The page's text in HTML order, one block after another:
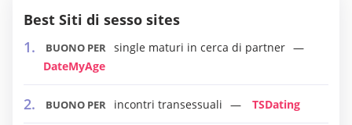
Best Siti di sesso sites
BUONO PER single maturi in cerca di partner
DateMyAge
BUONO PER incontri transessuali TSDating